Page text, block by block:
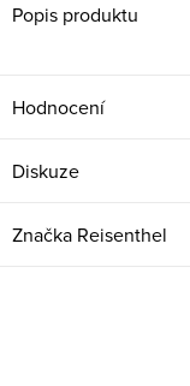
Popis produktu
Hodnocení
Diskuze
Značka Reisenthel